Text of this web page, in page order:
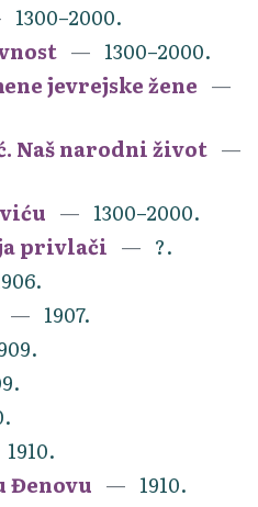
1300–2000.
1300–2000.
jevrejske žene
Naš narodni život
1300–2000.
privlači
?.
1907.
1910.
Đenovu
1910.